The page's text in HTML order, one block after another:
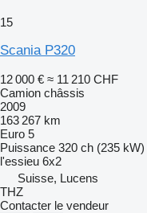
15
Scania P320
12 000 € ≈ 11 210 CHF
Camion châssis
2009
163 267 km
Euro 5
Puissance 320 ch (235 kW)
l'essieu 6x2
Suisse, Lucens
THZ
Contacter le vendeur